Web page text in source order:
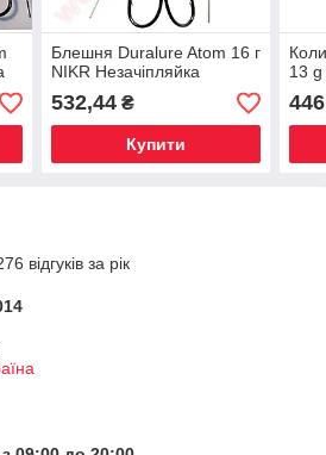
Блешня Duralure Atom 16 г
NIKR Незачіпляйка
532,44₴
Купити
13 g
відгуків за рік